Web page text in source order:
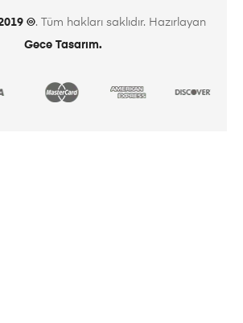
©. Tüm hakları saklıdır. Hazırlayan
Gece Tasarım.